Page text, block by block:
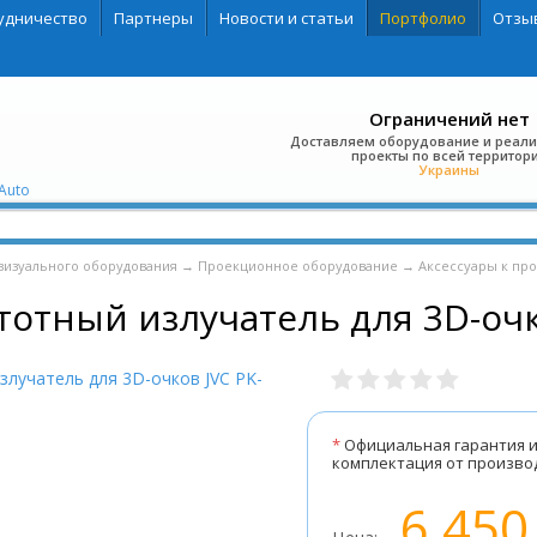
Партнеры Новости и статьи Портфолио
Ограничений нет
Доставляем оборудование и
проекты по всей
Украины
оборудования → Проекционное оборудование → Аксессуары к
излучатель для 3D-
*Официальная гарантия и
комплектация от